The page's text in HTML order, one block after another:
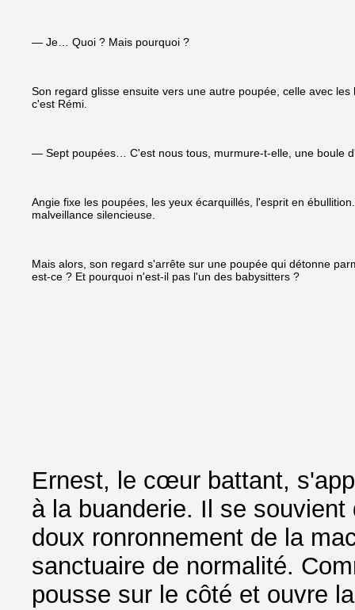
— Je… Quoi ? Mais pourquoi ?
Son regard glisse ensuite vers une autre poupée, celle avec
c'est Rémi.
— Sept poupées… C'est nous tous, murmure-t-elle, une boule
Angie fixe les poupées, les yeux écarquillés, l'esprit en
malveillance silencieuse.
Mais alors, son regard s'arrête sur une poupée qui détonne
est-ce ? Et pourquoi n'est-il pas l'un des babysitters ?
Ernest, le cœur battant,
à la buanderie. Il se
doux ronronnement de la
sanctuaire de normalité.
pousse sur le côté et ouvre